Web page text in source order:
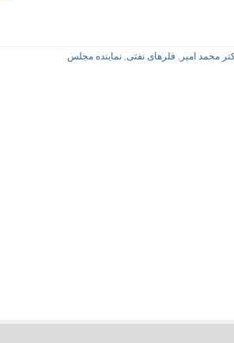
محمد امیر , فلرهای نفتی, نماینده مجلس